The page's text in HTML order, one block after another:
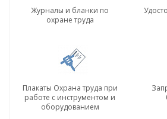
Журналы и бланки по
охране труда
Плакаты Охрана труда при
работе с инструментом и
оборудованием